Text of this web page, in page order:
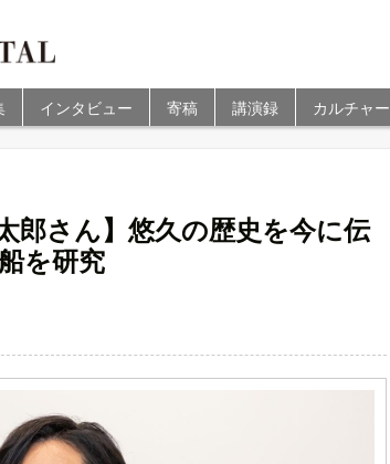
インタビュー 寄稿 講演録 カルチャー
郎さん】悠久の歴史を今に伝
を研究